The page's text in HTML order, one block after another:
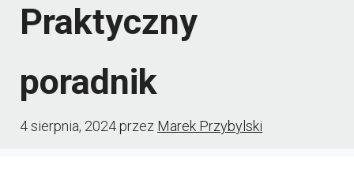
Praktyczny
poradnik
4 sierpnia, 2024przez Marek Przybylski